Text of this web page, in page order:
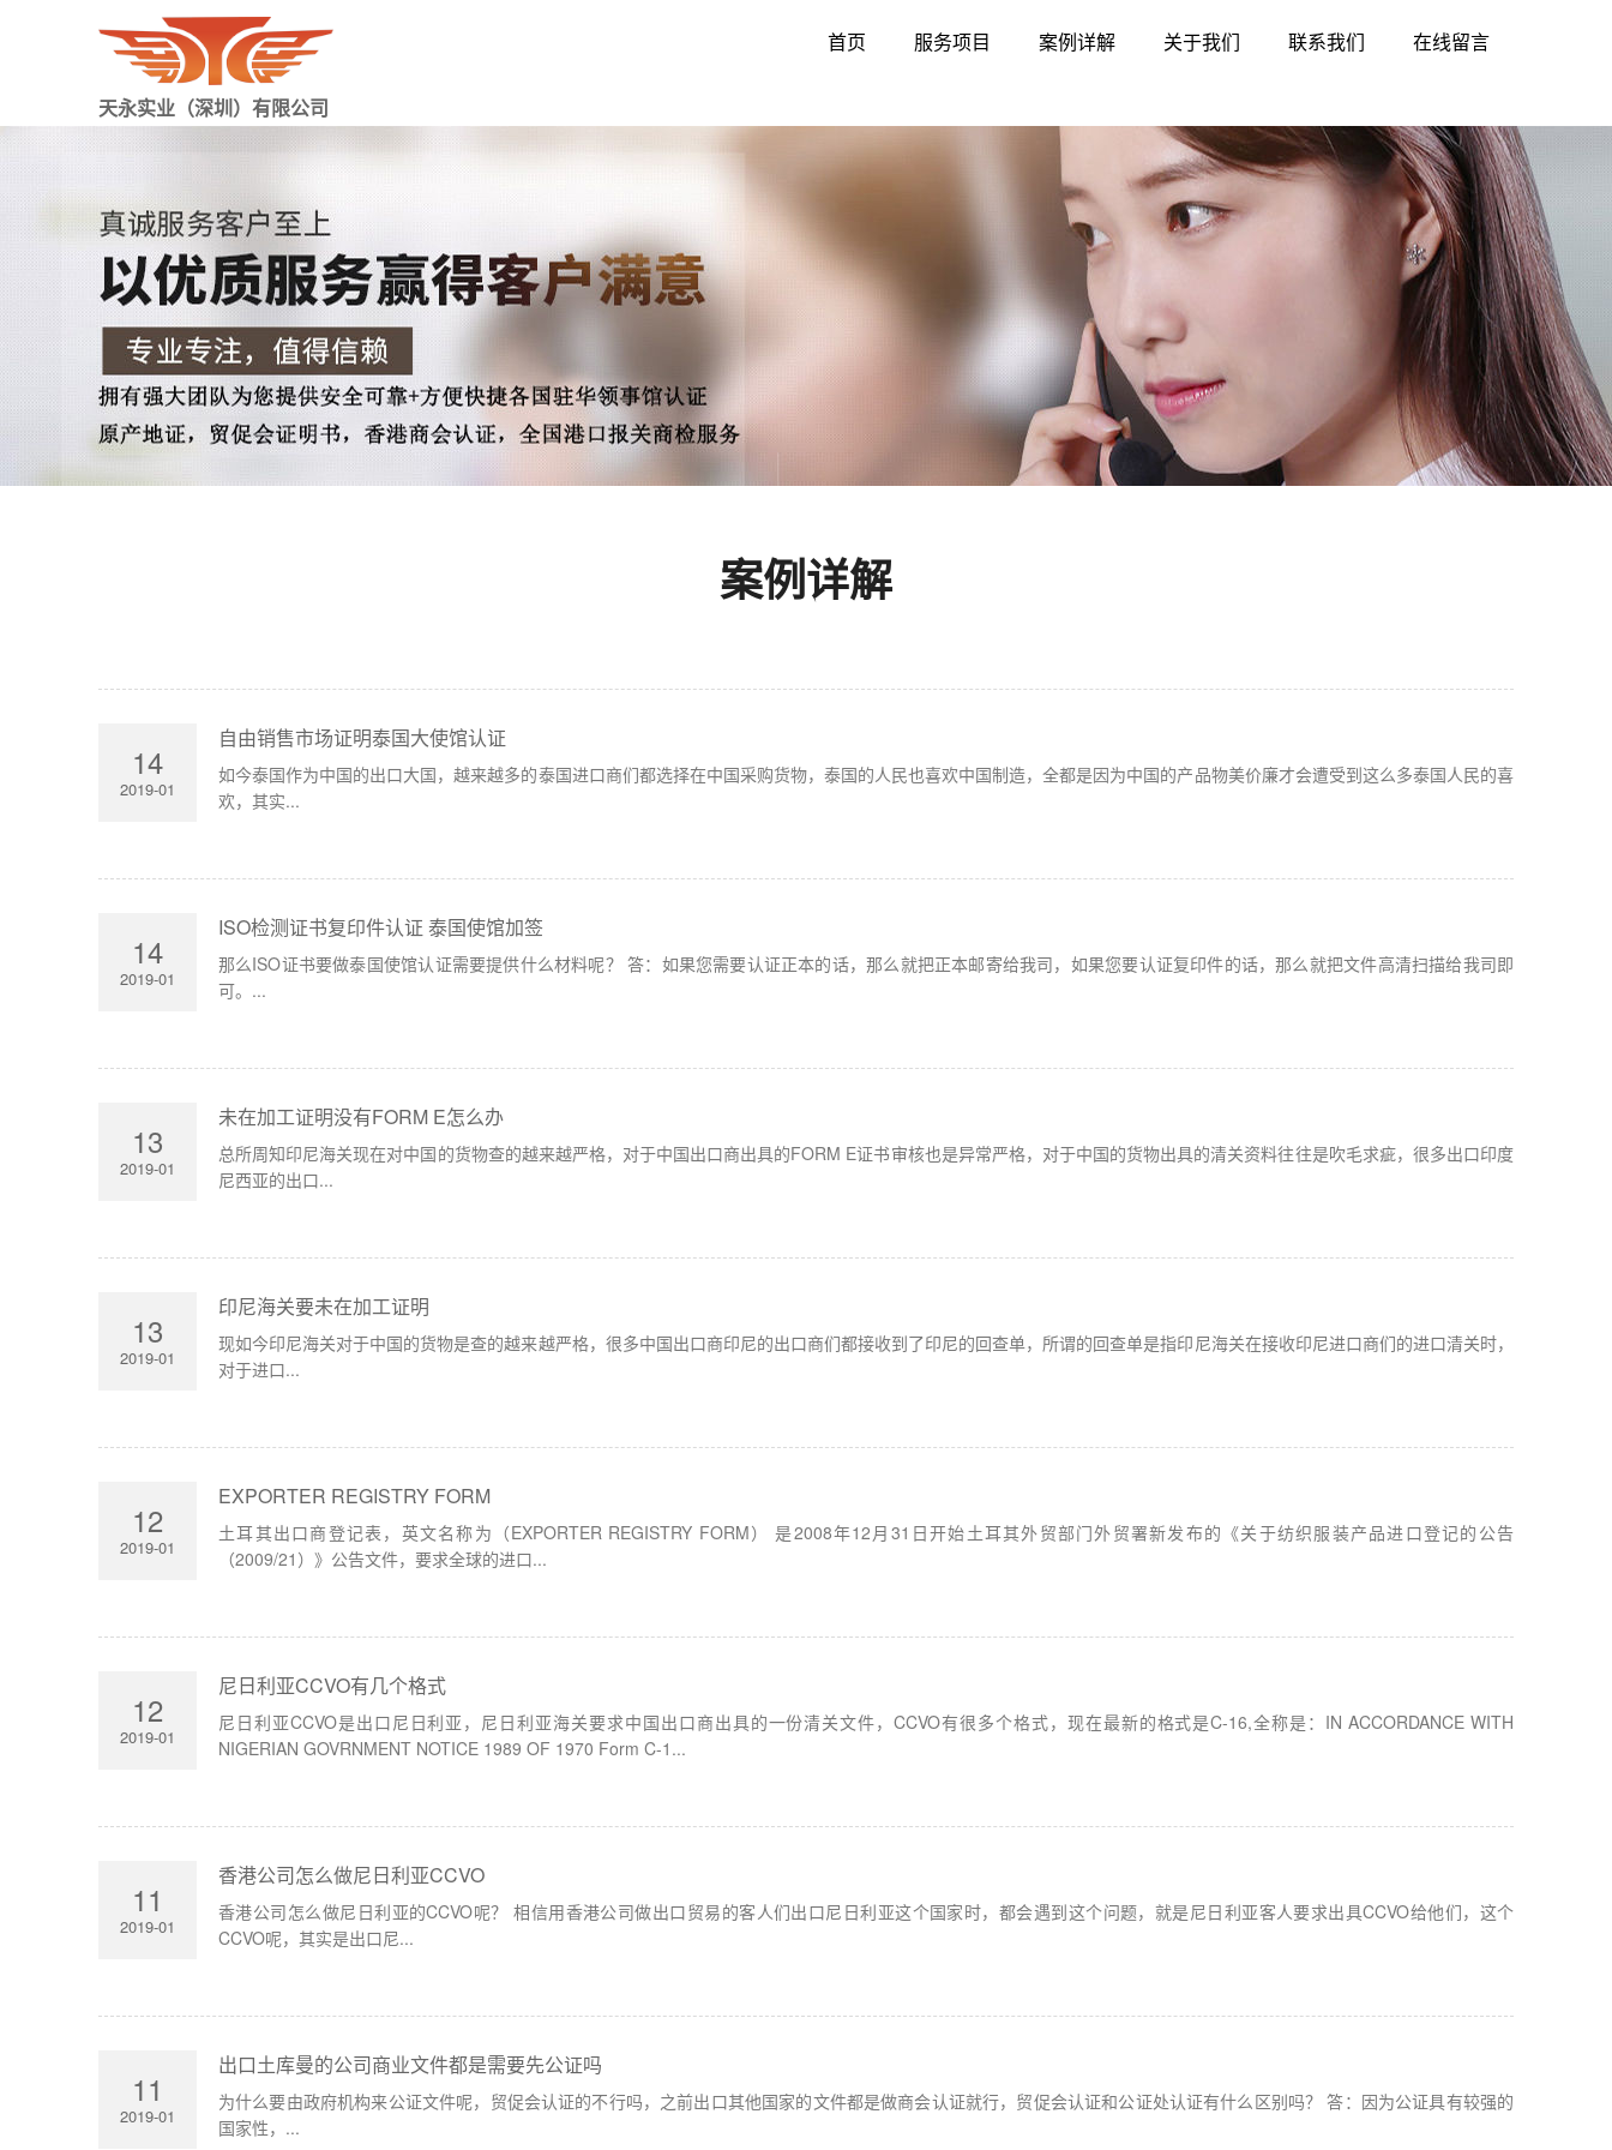
天永实业（深圳）有限公司
首页 服务项目 案例详解 关于我们 联系我们 在线留言
案例详解
14
2019-01
自由销售市场证明泰国大使馆认证
如今泰国作为中国的出口大国，越来越多的泰国进口商们都选择在中国采购货物，泰国的人民也喜欢中国制造，全都是因为中国的产品物美价廉才会遭受到这么多泰国人民的喜
欢，其实...
14
2019-01
ISO检测证书复印件认证 泰国使馆加签
那么ISO证书要做泰国使馆认证需要提供什么材料呢？ 答：如果您需要认证正本的话，那么就把正本邮寄给我司，如果您要认证复印件的话，那么就把文件高清扫描给我司即
可。...
13
2019-01
未在加工证明没有FORM E怎么办
总所周知印尼海关现在对中国的货物查的越来越严格，对于中国出口商出具的FORM E证书审核也是异常严格，对于中国的货物出具的清关资料往往是吹毛求疵，很多出口印度
尼西亚的出口...
13
2019-01
印尼海关要未在加工证明
现如今印尼海关对于中国的货物是查的越来越严格，很多中国出口商印尼的出口商们都接收到了印尼的回查单，所谓的回查单是指印尼海关在接收印尼进口商们的进口清关时，
对于进口...
12
2019-01
EXPORTER REGISTRY FORM
土耳其出口商登记表，英文名称为（EXPORTER REGISTRY FORM） 是2008年12月31日开始土耳其外贸部门外贸署新发布的《关于纺织服装产品进口登记的公告
（2009/21）》公告文件，要求全球的进口...
12
2019-01
尼日利亚CCVO有几个格式
尼日利亚CCVO是出口尼日利亚，尼日利亚海关要求中国出口商出具的一份清关文件，CCVO有很多个格式，现在最新的格式是C-16,全称是：IN ACCORDANCE WITH
NIGERIAN GOVRNMENT NOTICE 1989 OF 1970 Form C-1...
11
2019-01
香港公司怎么做尼日利亚CCVO
香港公司怎么做尼日利亚的CCVO呢？ 相信用香港公司做出口贸易的客人们出口尼日利亚这个国家时，都会遇到这个问题，就是尼日利亚客人要求出具CCVO给他们，这个
CCVO呢，其实是出口尼...
11
2019-01
出口土库曼的公司商业文件都是需要先公证吗
为什么要由政府机构来公证文件呢，贸促会认证的不行吗，之前出口其他国家的文件都是做商会认证就行，贸促会认证和公证处认证有什么区别吗？ 答：因为公证具有较强的
国家性，...